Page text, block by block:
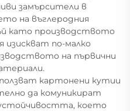
замърсители в
на въглеродния
като производството
изискват по-малко
на първични
картонени кутии
да комуникират
което